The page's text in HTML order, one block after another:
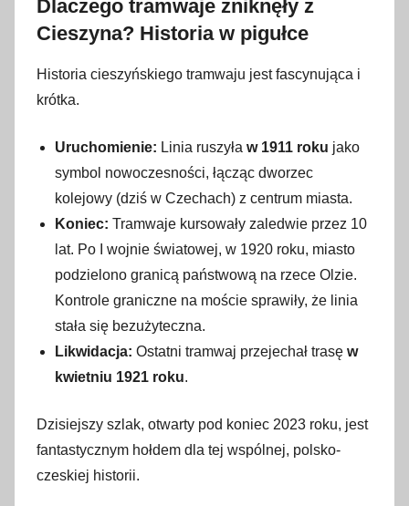
Dlaczego tramwaje zniknęły z
Cieszyna? Historia w pigułce
Historia cieszyńskiego tramwaju jest fascynująca i
krótka.
Uruchomienie: Linia ruszyła w 1911 roku jako
symbol nowoczesności, łącząc dworzec
kolejowy (dziś w Czechach) z centrum miasta.
Koniec: Tramwaje kursowały zaledwie przez 10
lat. Po I wojnie światowej, w 1920 roku, miasto
podzielono granicą państwową na rzece Olzie.
Kontrole graniczne na moście sprawiły, że linia
stała się bezużyteczna.
Likwidacja: Ostatni tramwaj przejechał trasę w
kwietniu 1921 roku.
Dzisiejszy szlak, otwarty pod koniec 2023 roku, jest
fantastycznym hołdem dla tej wspólnej, polsko-
czeskiej historii.